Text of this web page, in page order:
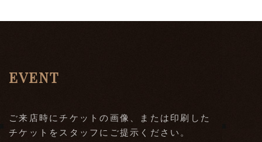
EVENT
ご来店時にチケットの画像、または印刷した
チケットをスタッフにご提示ください。